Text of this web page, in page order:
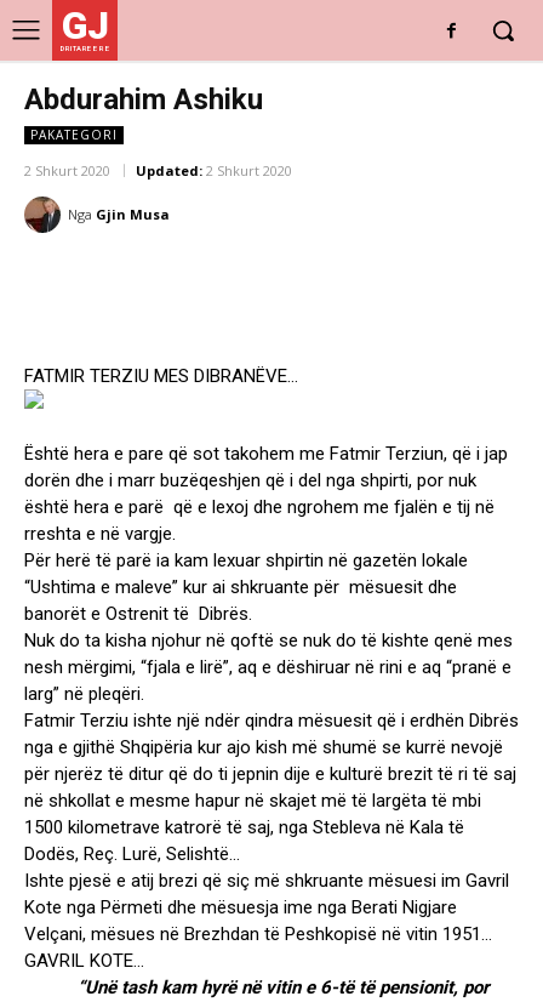
GJ
DRITARE E RE
Abdurahim Ashiku
PAKATEGORI
2 Shkurt 2020 Updated: 2 Shkurt 2020
Nga Gjin Musa
FATMIR TERZIU MES DIBRANËVE…
Është hera e pare që sot takohem me Fatmir Terziun, që i jap
dorën dhe i marr buzëqeshjen që i del nga shpirti, por nuk
është hera e parë që e lexoj dhe ngrohem me fjalën e tij në
rreshta e në vargje.
Për herë të parë ia kam lexuar shpirtin në gazetën lokale
“Ushtima e maleve” kur ai shkruante për mësuesit dhe
banorët e Ostrenit të Dibrës.
Nuk do ta kisha njohur në qoftë se nuk do të kishte qenë mes
nesh mërgimi, “fjala e lirë”, aq e dëshiruar në rini e aq “pranë e
larg” në pleqëri.
Fatmir Terziu ishte një ndër qindra mësuesit që i erdhën Dibrës
nga e gjithë Shqipëria kur ajo kish më shumë se kurrë nevojë
për njerëz të ditur që do ti jepnin dije e kulturë brezit të ri të saj
në shkollat e mesme hapur në skajet më të largëta të mbi
1500 kilometrave katrorë të saj, nga Stebleva në Kala të
Dodës, Reç. Lurë, Selishtë…
Ishte pjesë e atij brezi që siç më shkruante mësuesi im Gavril
Kote nga Përmeti dhe mësuesja ime nga Berati Nigjare
Velçani, mësues në Brezhdan të Peshkopisë në vitin 1951…
GAVRIL KOTE…
“Unë tash kam hyrë në vitin e 6-të të pensionit, por